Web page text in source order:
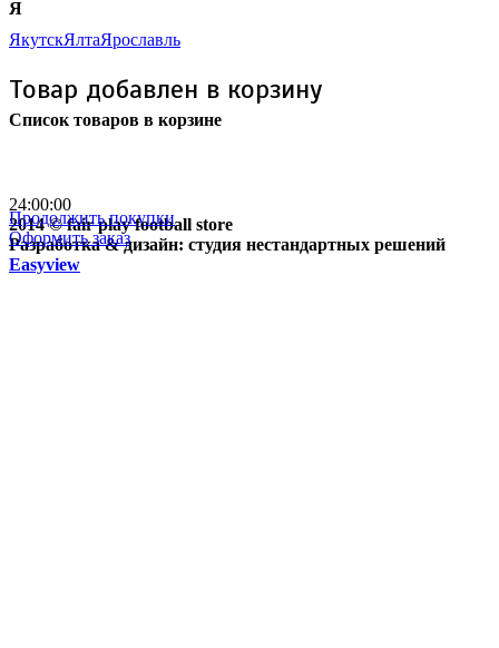
Я
ЯкутскЯлтаЯрославль
Товар добавлен в корзину
Список товаров в корзине
Продолжить покупки
Оформить заказ
24:00:00
2014 © fair play football store
Разработка & дизайн: студия нестандартных решений
Easyview